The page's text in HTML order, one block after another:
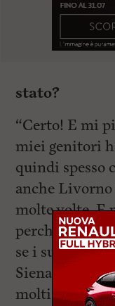
stato?
“Certo! E mi
miei genitori
quindi spesso
anche
molte volte. E
perché mio
se i suoi avi
Siena. La
moltissimo e